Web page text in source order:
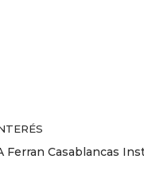
Ferran Casablancas